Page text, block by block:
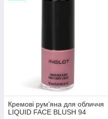
Кремові рум’яна для обличчя
LIQUID FACE BLUSH 94